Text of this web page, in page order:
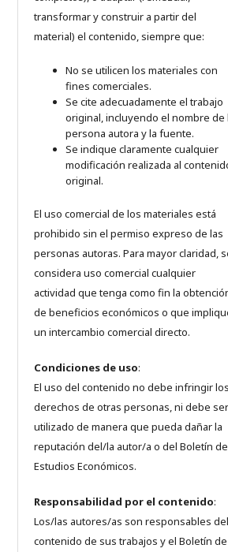
transformar y construir a partir del
material) el contenido, siempre que:
No se utilicen los materiales con
fines comerciales.
Se cite adecuadamente el trabajo
original, incluyendo el nombre de
persona autora y la fuente.
Se indique claramente cualquier
modificación realizada al
original.
El uso comercial de los materiales está
prohibido sin el permiso expreso de las
personas autoras. Para mayor claridad,
considera uso comercial cualquier
actividad que tenga como fin la
de beneficios económicos o que
un intercambio comercial directo.
Condiciones de uso:
El uso del contenido no debe infringir los
derechos de otras personas, ni debe ser
utilizado de manera que pueda dañar la
reputación del/la autor/a o del Boletín de
Estudios Económicos.
Responsabilidad por el contenido:
Los/las autores/as son responsables del
contenido de sus trabajos y el Boletín de